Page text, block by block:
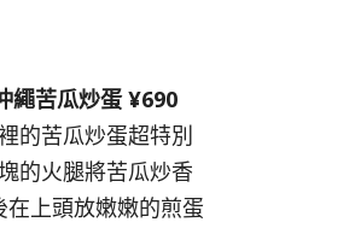
繩苦瓜炒蛋 ¥690
的苦瓜炒蛋超特別
的火腿將苦瓜炒香
在上頭放嫩嫩的煎蛋